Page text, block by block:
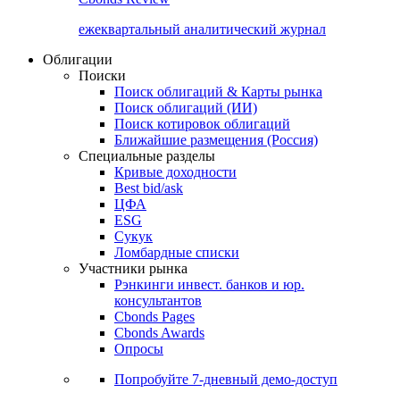
ежеквартальный аналитический журнал
Облигации
Поиски
Поиск облигаций & Карты рынка
Поиск облигаций (ИИ)
Поиск котировок облигаций
Ближайшие размещения (Россия)
Специальные разделы
Кривые доходности
Best bid/ask
ЦФА
ESG
Сукук
Ломбардные списки
Участники рынка
Рэнкинги инвест. банков и юр.
консультантов
Cbonds Pages
Cbonds Awards
Опросы
Попробуйте 7-дневный демо-доступ